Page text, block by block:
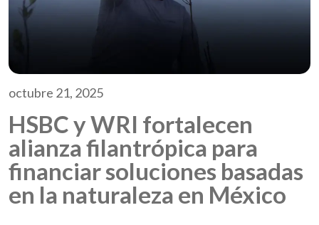
octubre 21, 2025
HSBC y WRI fortalecen
alianza filantrópica para
financiar soluciones basadas
en la naturaleza en México